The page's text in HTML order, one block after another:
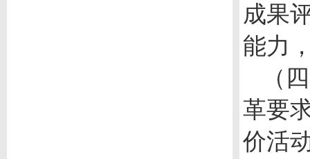
成果
能力
（
革要
价活